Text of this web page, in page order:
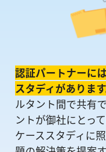
認証パートナーに
スタディがあります
ルタント間で共有
ントが御社にとっ
ケーススタディに